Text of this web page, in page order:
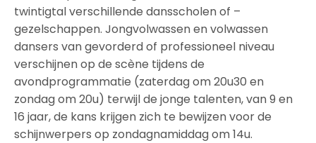
twintigtal verschillende dansscholen of –
gezelschappen. Jongvolwassen en volwassen
dansers van gevorderd of professioneel niveau
verschijnen op de scène tijdens de
avondprogrammatie (zaterdag om 20u30 en
zondag om 20u) terwijl de jonge talenten, van 9 en
16 jaar, de kans krijgen zich te bewijzen voor de
schijnwerpers op zondagnamiddag om 14u.